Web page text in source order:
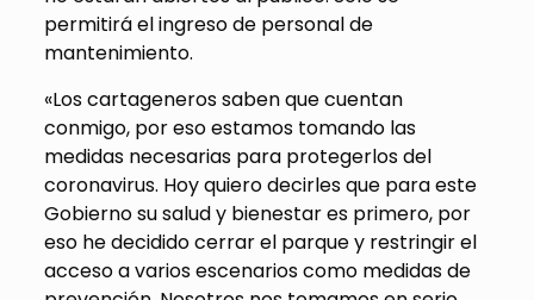
permitirá el ingreso de personal de
mantenimiento.
«Los cartageneros saben que cuentan
conmigo, por eso estamos tomando las
medidas necesarias para protegerlos del
coronavirus. Hoy quiero decirles que para este
Gobierno su salud y bienestar es primero, por
eso he decidido cerrar el parque y restringir el
acceso a varios escenarios como medidas de